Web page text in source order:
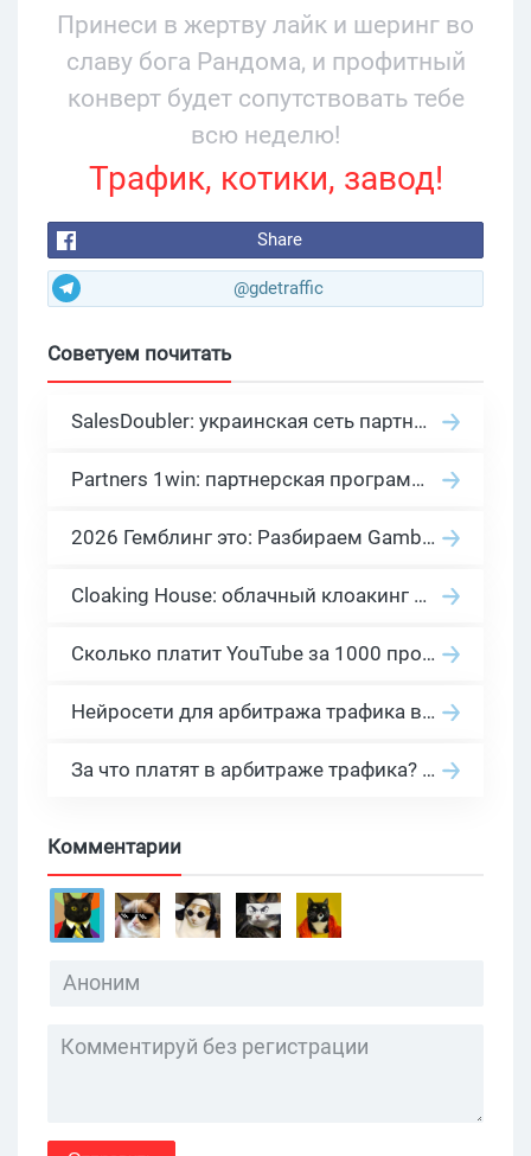
Принеси в жертву лайк и шеринг во
славу бога Рандома, и профитный
конверт будет сопутствовать тебе
всю неделю!
Трафик, котики, завод!
Share
@gdetraffic
Советуем почитать
SalesDoubler: украинская сеть партнерских программ с оплатой за действие
Partners 1win: партнерская программа казино в нише гемблинг арбитраж
2026 Гемблинг это: Разбираем Gambling вертикаль, и все что связано с гемблинг и беттинг офферами
Cloaking House: облачный клоакинг для фильтрации ботов FB и Google Ads — гайд PHP-интеграции 2026
Сколько платит YouTube за 1000 просмотров в 2026: реальные цифры от 0.5 до 36 USD по ГЕО
Нейросети для арбитража трафика в 2026: инструменты, кейсы и AI-медиабайеры
За что платят в арбитраже трафика? 30 моделей оплаты в бурж и СНГ партнерках
Комментарии